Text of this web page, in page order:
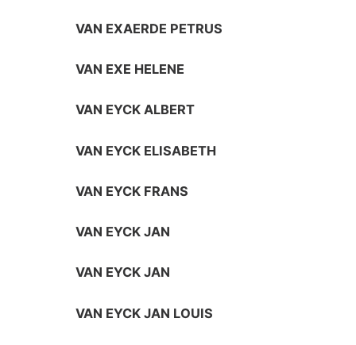
VAN EXAERDE PETRUS
VAN EXE HELENE
VAN EYCK ALBERT
VAN EYCK ELISABETH
VAN EYCK FRANS
VAN EYCK JAN
VAN EYCK JAN
VAN EYCK JAN LOUIS